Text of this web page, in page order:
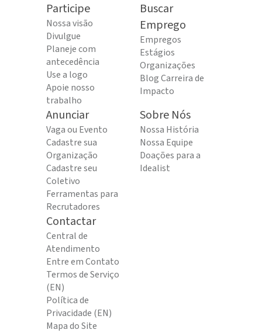
Participe
Nossa visão
Divulgue
Planeje com
antecedência
Use a logo
Apoie nosso
trabalho
Buscar
Emprego
Empregos
Estágios
Organizações
Blog Carreira de
Impacto
Anunciar
Vaga ou Evento
Cadastre sua
Organização
Cadastre seu
Coletivo
Ferramentas para
Recrutadores
Sobre Nós
Nossa História
Nossa Equipe
Doações para a
Idealist
Contactar
Central de
Atendimento
Entre em Contato
Termos de Serviço
(EN)
Política de
Privacidade (EN)
Mapa do Site